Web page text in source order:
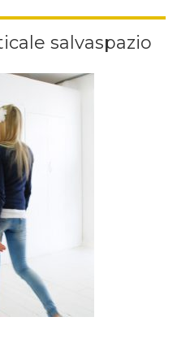
salvaspazio